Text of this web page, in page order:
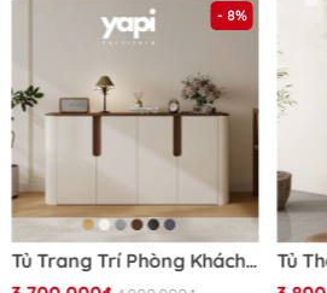
tin về sản phẩm trước khi đặt
Yapi-180
Nhiều kích thước
- 8%
Tủ Trang Trí Phòng Khách Góc Bo Tròn Phong Cách Hiện Đại Tối Giản 198x40x90cm Yapi-121